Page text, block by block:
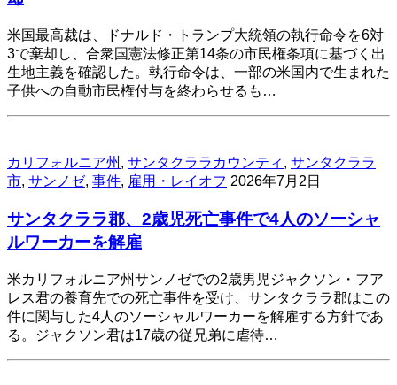
米国最高裁は、ドナルド・トランプ大統領の執行命令を6対
3で棄却し、合衆国憲法修正第14条の市民権条項に基づく出
生地主義を確認した。執行命令は、一部の米国内で生まれた
子供への自動市民権付与を終わらせるも…
カリフォルニア州 , サンタクララカウンティ , サンタクララ
市, サンノゼ, 事件, 雇用・レイオフ 2026年7月2日
サンタクララ郡、2歳児死亡事件で4人のソーシャ
ルワーカーを解雇
米カリフォルニア州サンノゼでの2歳男児ジャクソン・フア
レス君の養育先での死亡事件を受け、サンタクララ郡はこの
件に関与した4人のソーシャルワーカーを解雇する方針であ
る。ジャクソン君は17歳の従兄弟に虐待…